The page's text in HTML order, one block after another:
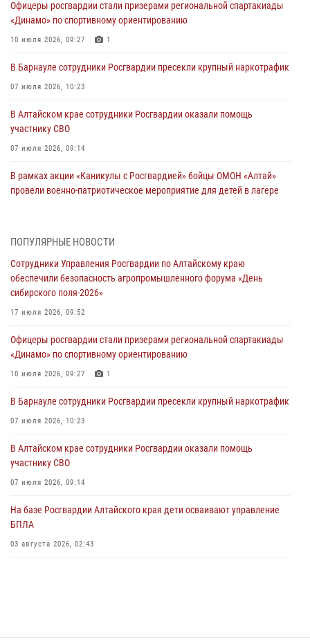
Офицеры росгвардии стали призерами региональной спартакиады
«Динамо» по спортивному ориентированию
10 июля 2026, 09:27 1
В Барнауле сотрудники Росгвардии пресекли крупный наркотрафик
07 июля 2026, 10:23
В Алтайском крае сотрудники Росгвардии оказали помощь
участнику СВО
07 июля 2026, 09:14
В рамках акции «Каникулы с Росгвардией» бойцы ОМОН «Алтай»
провели военно-патриотическое мероприятие для детей в лагере
акции «Коробка храбрости»
Сотрудники Росгвардии провели встречу с юными пограничниками
03 июля 2026, 04:03
Управление Росгвардии по Алтайскому краю провело для детей
02 июля 2026, 00:55
Алтайскому краю подведены итоги «прямой линии»
01 июля 2026, 07:49
ПОПУЛЯРНЫЕ НОВОСТИ
Сотрудники Управления Росгвардии по Алтайскому краю
обеспечили безопасность агропромышленного форума «День
сибирского поля-2026»
17 июля 2026, 09:52
Офицеры росгвардии стали призерами региональной спартакиады
«Динамо» по спортивному ориентированию
10 июля 2026, 09:27 1
В Барнауле сотрудники Росгвардии пресекли крупный наркотрафик
07 июля 2026, 10:23
В Алтайском крае сотрудники Росгвардии оказали помощь
участнику СВО
07 июля 2026, 09:14
На базе Росгвардии Алтайского края дети осваивают управление
БПЛА
03 августа 2026, 02:43